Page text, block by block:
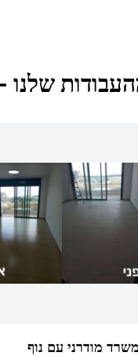
שלנו
משרד מודרני עם נוף